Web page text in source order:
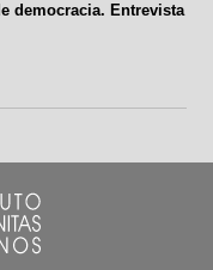
democracia. Entrevista